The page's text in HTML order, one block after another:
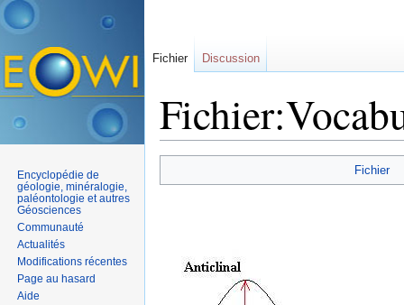
Fichier
Fichier Discussion
Encyclopédie de
géologie, minéralogie,
paléontologie et autres
Géosciences
Communauté
Actualités
Modifications récentes
Page au hasard
Aide